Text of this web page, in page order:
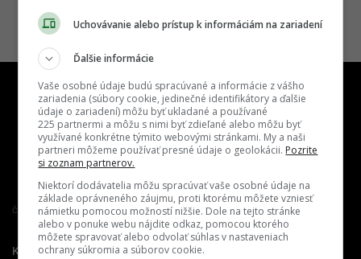
Člen združenia IAB Slovakia
Kontakt Inzercia
Uchovávanie alebo prístup k informáciám na zariadení
Ďalšie informácie
Vaše osobné údaje budú spracúvané a informácie z vášho
zariadenia (súbory cookie, jedinečné identifikátory a ďalšie
údaje o zariadení) môžu byť ukladané a používané
225 partnermi a môžu s nimi byť zdieľané alebo môžu byť
využívané konkrétne týmito webovými stránkami. My a naši
partneri môžeme používať presné údaje o geolokácii. Pozrite
si zoznam partnerov.
Niektorí dodávatelia môžu spracúvať vaše osobné údaje na
základe oprávneného záujmu, proti ktorému môžete vzniesť
námietku pomocou možností nižšie. Dole na tejto stránke
alebo v ponuke webu nájdite odkaz, pomocou ktorého
môžete spravovať alebo odvolať súhlas v nastaveniach
ochrany súkromia a súborov cookie.